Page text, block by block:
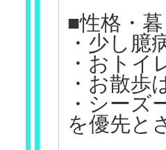
■性格・
・少し臆
・おトイ
・お散歩
・シー
を優先と